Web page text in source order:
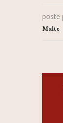
poste
Malte